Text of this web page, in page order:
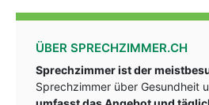
ÜBER SPRECHZIMMER.CH
Sprechzimmer ist der
Sprechzimmer über Gesundheit